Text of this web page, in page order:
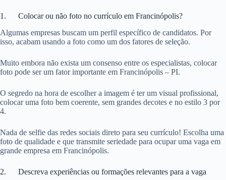
1. Colocar ou não foto no currículo em Francinópolis?
Algumas empresas buscam um perfil específico de candidatos. Por
isso, acabam usando a foto como um dos fatores de seleção.
Muito embora não exista um consenso entre os especialistas, colocar
foto pode ser um fator importante em Francinópolis – PI.
O segredo na hora de escolher a imagem é ter um visual profissional,
colocar uma foto bem coerente, sem grandes decotes e no estilo 3 por
4.
Nada de selfie das redes sociais direto para seu currículo! Escolha uma
foto de qualidade e que transmite seriedade para ocupar uma vaga em
grande empresa em Francinópolis.
2. Descreva experiências ou formações relevantes para a vaga